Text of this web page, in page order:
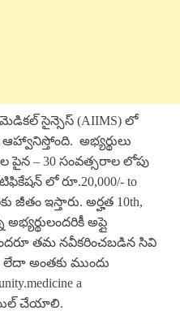
సైన్సెస్ (AIIMS) లో
అభ్యర్థులు
పైన – 30 సంవత్సరాల లోపు
లో రూ.20,000/- to
జీతం ఇస్తారు. అర్హత 10th,
అభ్యర్థులందరికీ అప్లై
తమ నవీకరించబడిన సివి
లేదా అంతకు ముందు
a
మెయిల్ చేయాలి.